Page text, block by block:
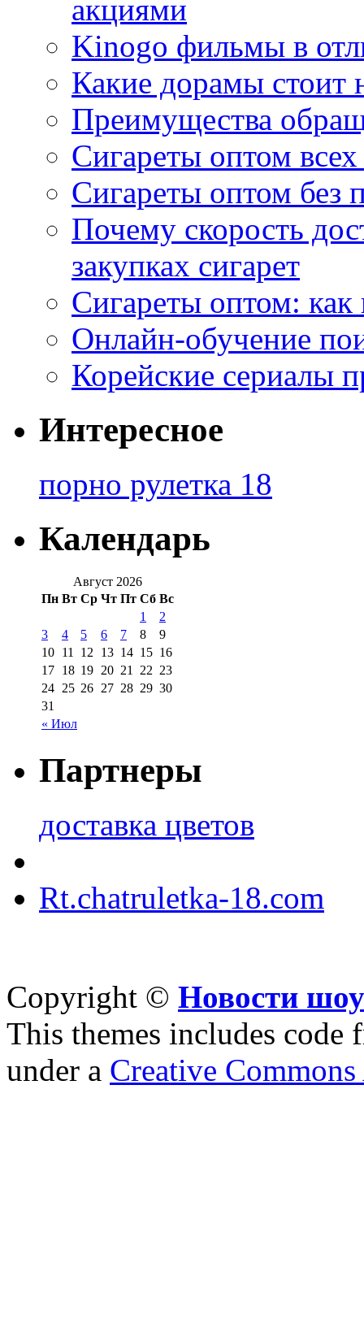
акциями
Kinogo фильмы в
Какие дорамы стоит
Преимущества
Сигареты оптом
Сигареты оптом без
Почему скорость
закупках сигарет
Сигареты оптом:
Онлайн-обучение
Корейские сериалы
Интересное
порно рулетка 18
Календарь
Август 2026
Пн Вт Ср Чт Пт Сб Вс
« Июл
1
2
3
4 5 6 7 8
9
10 11 12 13 14 15 16
17 18 19 20 21 22 23
24 25 26 27 28 29 30
31
Партнеры
доставка цветов
Rt.chatruletka-18.com
Copyright © Новости
This themes includes code
under a Creative